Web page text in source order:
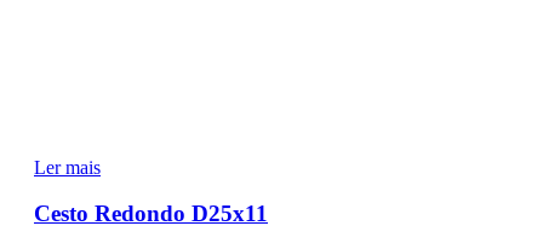
Ler mais
Cesto Redondo D25x11